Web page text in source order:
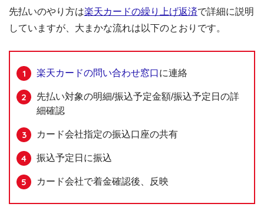
先払いのやり方は楽天カードの繰り上げ返済で詳細に説明
していますが、大まかな流れは以下のとおりです。
楽天カードの問い合わせ窓口に連絡
先払い対象の明細/振込予定金額/振込予定日の詳
細確認
カード会社指定の振込口座の共有
振込予定日に振込
カード会社で着金確認後、反映